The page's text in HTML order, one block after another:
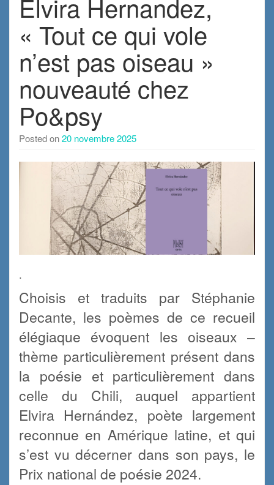
Elvira Hernandez,
« Tout ce qui vole
n’est pas oiseau »
nouveauté chez
Po&psy
Posted on20 novembre 2025
.
Choisis et traduits par Stéphanie
Decante, les poèmes de ce recueil
élégiaque évoquent les oiseaux –
thème particulièrement présent dans
la poésie et particulièrement dans
celle du Chili, auquel appartient
Elvira Hernández, poète largement
reconnue en Amérique latine, et qui
s’est vu décerner dans son pays, le
Prix national de poésie 2024.